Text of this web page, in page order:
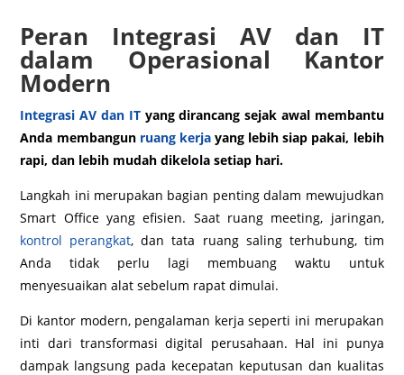
Peran Integrasi AV dan IT
dalam Operasional Kantor
Modern
Integrasi AV dan ITyang dirancang sejak awal membantu
Anda membangun ruang kerjayang lebih siap pakai, lebih
rapi, dan lebih mudah dikelola setiap hari.
Langkah ini merupakan bagian penting dalam mewujudkan
Smart Office yang efisien. Saat ruang meeting, jaringan,
kontrol perangkat, dan tata ruang saling terhubung, tim
Anda tidak perlu lagi membuang waktu untuk
menyesuaikan alat sebelum rapat dimulai.
Di kantor modern, pengalaman kerja seperti ini merupakan
inti dari transformasi digital perusahaan. Hal ini punya
dampak langsung pada kecepatan keputusan dan kualitas